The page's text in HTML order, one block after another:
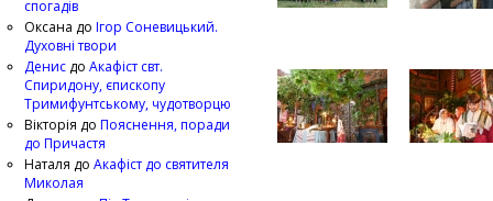
спогадів
Оксана до Ігор Соневицький.
Духовні твори
Денис до Акафіст свт.
Спиридону, єпископу
Тримифунтському, чудотворцю
Вікторія до Пояснення, поради
до Причастя
Наталя до Акафіст до святителя
Миколая